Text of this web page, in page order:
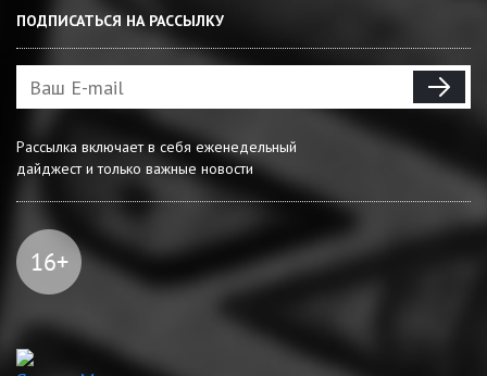
ПОДПИСАТЬСЯ НА РАССЫЛКУ
Рассылка включает в себя еженедельный
дайджест и только важные новости